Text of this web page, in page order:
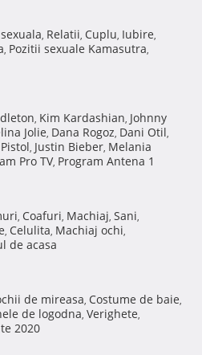
, Relatii, Cuplu, Iubire,
, Pozitii sexuale Kamasutra,
, Kim Kardashian, Johnny
Jolie, Dana Rogoz, Dani Otil,
, Justin Bieber, Melania
Pro TV, Program Antena 1
, Coafuri, Machiaj, Sani,
, Celulita, Machiaj ochi,
de acasa
de mireasa, Costume de baie,
de logodna, Verighete,
2020